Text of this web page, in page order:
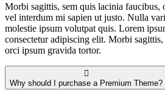
Morbi sagittis, sem quis lacinia faucibus,
vel interdum mi sapien ut justo. Nulla
molestie ipsum volutpat quis. Lorem
consectetur adipiscing elit. Morbi
orci ipsum gravida tortor.
Why should I purchase a Premium Theme?